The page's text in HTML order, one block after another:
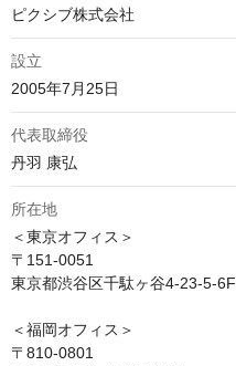
ピクシブ株式会社
設立
2005年7月25日
代表取締役
丹羽 康弘
所在地
＜東京オフィス＞
〒151-0051
東京都渋谷区千駄ヶ谷4-23-5-6F
＜福岡オフィス＞
〒810-0801